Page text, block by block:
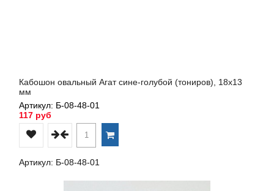
Кабошон овальный Агат сине-голубой (тониров), 18х13
мм
Артикул: Б-08-48-01
117 руб
Артикул: Б-08-48-01